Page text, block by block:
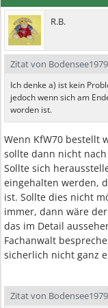
R.B.
Zitat von
Ich denke a) ist kein
jedoch wenn sich am
worden ist.
Wenn KfW70 bestellt
sollte dann nicht
Sollte sich
eingehalten werden,
ist. Sollte dies nicht
immer, dann wäre
das im Detail
Fachanwalt
sicherlich nicht ganz
Zitat von